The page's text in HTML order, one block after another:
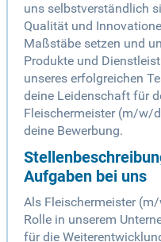
uns selbstverständlich
Qualität und
Maßstäbe setzen und
Produkte und
unseres erfolgreichen
deine Leidenschaft für
Fleischermeister (m/w/
deine Bewerbung.
Aufgaben bei uns
Als Fleischermeister
Rolle in unserem
für die